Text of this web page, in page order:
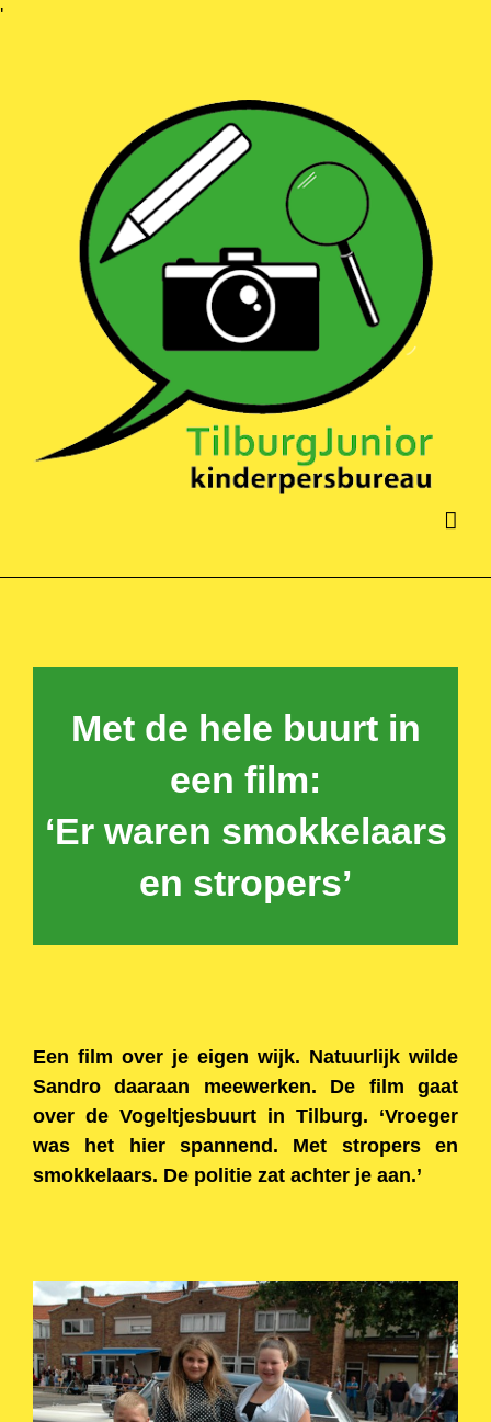
'Ga
Met de hele buurt in
een film:
‘Er waren smokkelaars
en stropers’
Een film over je eigen wijk. Natuurlijk wilde
Sandro daaraan meewerken. De film gaat
over de Vogeltjesbuurt in Tilburg. ‘Vroeger
was het hier spannend. Met stropers en
smokkelaars. De politie zat achter je aan.’